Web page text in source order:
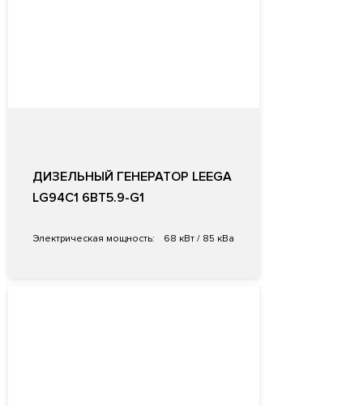
ДИЗЕЛЬНЫЙ ГЕНЕРАТОР LEEGA
LG94C1 6BT5.9-G1
Электрическая мощность: 68 кВт / 85 кВа